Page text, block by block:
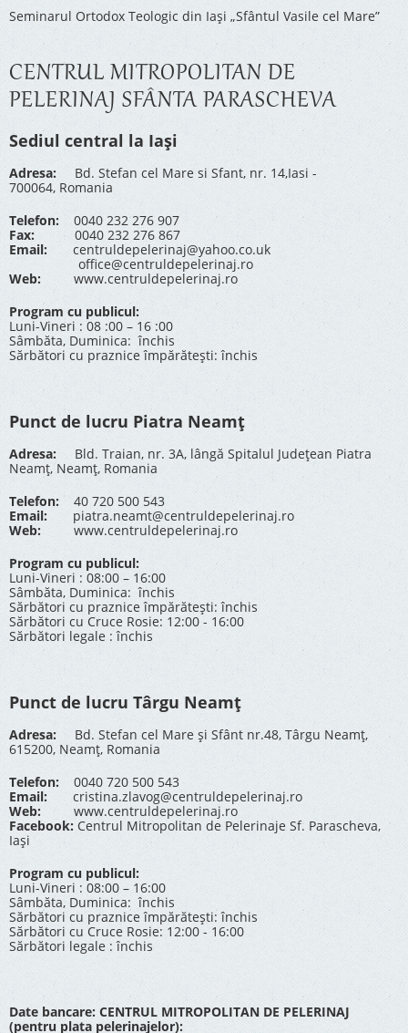
Seminarul Ortodox Teologic din Iași „Sfântul Vasile cel Mare”
CENTRUL MITROPOLITAN DE
PELERINAJ SFÂNTA PARASCHEVA
Sediul central la Iași
Adresa: Bd. Stefan cel Mare si Sfant, nr. 14,Iasi -
700064, Romania
Telefon: 0040 232 276 907
Fax: 0040 232 276 867
Email:
centruldepelerinaj@yahoo.co.uk
office@centruldepelerinaj.ro
Web:
www.centruldepelerinaj.ro
Program cu publicul:
Luni-Vineri : 08 :00 – 16 :00
Sâmbăta, Duminica: închis
Sărbători cu praznice împărătești: închis
Punct de lucru Piatra Neamț
Adresa: Bld. Traian, nr. 3A, lângă Spitalul Județean Piatra
Neamț, Neamț, Romania
Telefon:40 720 500 543
Email:
piatra.neamt@centruldepelerinaj.ro
Web:
www.centruldepelerinaj.ro
Program cu publicul:
Luni-Vineri : 08:00 – 16:00
Sâmbăta, Duminica: închis
Sărbători cu praznice împărătești: închis
Sărbători cu Cruce Rosie: 12:00 - 16:00
Sărbători legale : închis
Punct de lucru Târgu Neamț
Adresa: Bd. Stefan cel Mare și Sfânt nr.48, Târgu Neamț,
615200, Neamț, Romania
Telefon: 0040 720 500 543
Email:
cristina.zlavog@centruldepelerinaj.ro
Web:
www.centruldepelerinaj.ro
Facebook: Centrul Mitropolitan de Pelerinaje Sf. Parascheva,
Iași
Program cu publicul:
Luni-Vineri : 08:00 – 16:00
Sâmbăta, Duminica: închis
Sărbători cu praznice împărătești: închis
Sărbători cu Cruce Rosie: 12:00 - 16:00
Sărbători legale : închis
Date bancare: CENTRUL MITROPOLITAN DE PELERINAJ
(pentru plata pelerinajelor):